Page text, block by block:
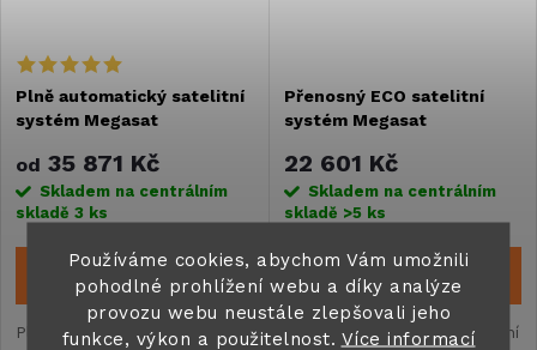
Používáme cookies, abychom Vám umožnili
pohodlné prohlížení webu a díky analýze
provozu webu neustále zlepšovali jeho
funkce, výkon a použitelnost. Více informací
Plně automatický satelitní
systém Megasat
Premium V2/Professional
GPS V2
od 35 871 Kč
Skladem na centrálním
skladě 3 ks
ZOBRAZIT
Plně automatický satelitní
Přenosný ECO satelitní
systém Megasat
22 601 Kč
Skladem na centrálním
skladě >5 ks
DO KOŠÍKU
Díky své mobilní a kompaktní